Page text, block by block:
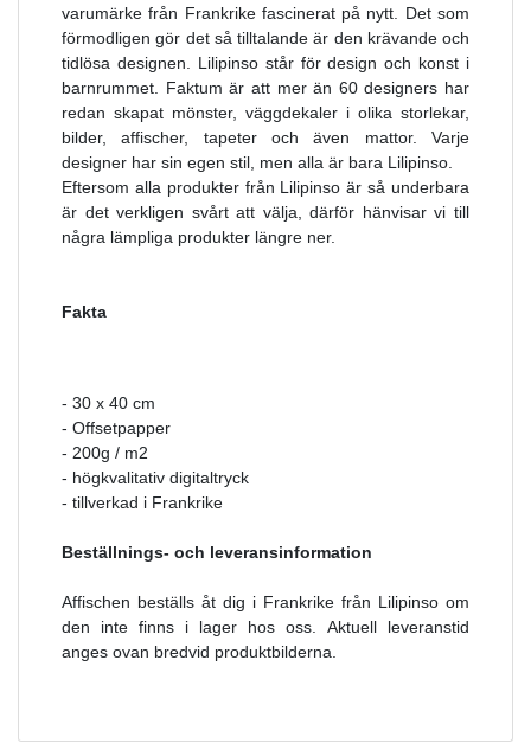
varumärke från Frankrike fascinerat på nytt. Det som
förmodligen gör det så tilltalande är den krävande och
tidlösa designen. Lilipinso står för design och konst i
barnrummet. Faktum är att mer än 60 designers har
redan skapat mönster, väggdekaler i olika storlekar,
bilder, affischer, tapeter och även mattor. Varje
designer har sin egen stil, men alla är bara Lilipinso.
Eftersom alla produkter från Lilipinso är så underbara
är det verkligen svårt att välja, därför hänvisar vi till
några lämpliga produkter längre ner.
Fakta
- 30 x 40 cm
- Offsetpapper
- 200g / m2
- högkvalitativ digitaltryck
- tillverkad i Frankrike
Beställnings- och leveransinformation
Affischen beställs åt dig i Frankrike från Lilipinso om
den inte finns i lager hos oss. Aktuell leveranstid
anges ovan bredvid produktbilderna.